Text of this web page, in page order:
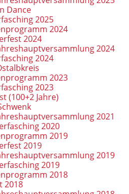
Dance
2025
2024
2024
2024
2024
2023
2023
(100+2 Jahre)
2021
2020
2019
2019
2019
2019
2018
2018